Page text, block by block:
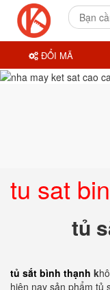
tu sat
tủ
tủ sắt bình thạnh k
hiện nay sản phẩm tủ
ĐỔI MÃ